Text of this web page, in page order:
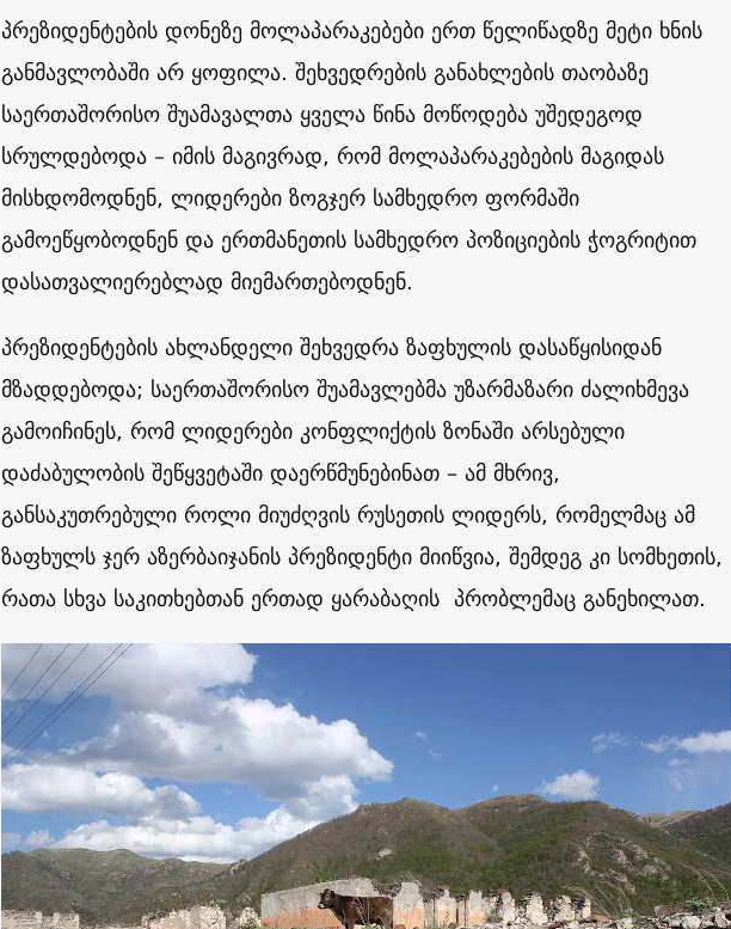
პრეზიდენტების დონეზე მოლაპარაკებები ერთ წელიწადზე მეტი ხნის
განმავლობაში არ ყოფილა. შეხვედრების განახლების თაობაზე
საერთაშორისო შუამავალთა ყველა წინა მოწოდება უშედეგოდ
სრულდებოდა – იმის მაგივრად, რომ მოლაპარაკებების მაგიდას
მისხდომოდნენ, ლიდერები ზოგჯერ სამხედრო ფორმაში
გამოეწყობოდნენ და ერთმანეთის სამხედრო პოზიციების ჭოგრიტით
დასათვალიერებლად მიემართებოდნენ.
პრეზიდენტების ახლანდელი შეხვედრა ზაფხულის დასაწყისიდან
მზადდებოდა; საერთაშორისო შუამავლებმა უზარმაზარი ძალიხმევა
გამოიჩინეს, რომ ლიდერები კონფლიქტის ზონაში არსებული
დაძაბულობის შეწყვეტაში დაერწმუნებინათ – ამ მხრივ,
განსაკუთრებული როლი მიუძღვის რუსეთის ლიდერს, რომელმაც ამ
ზაფხულს ჯერ აზერბაიჯანის პრეზიდენტი მიიწვია, შემდეგ კი სომხეთის,
რათა სხვა საკითხებთან ერთად ყარაბაღის პრობლემაც განეხილათ.